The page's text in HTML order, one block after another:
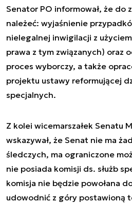
Senator PO informował, że do
należeć: wyjaśnienie
nielegalnej inwigilacji z
prawa z tym związanych) oraz
proces wyborczy, a także
projektu ustawy reformującej
specjalnych.
Z kolei wicemarszałek Senatu
wskazywał, że Senat nie ma
śledczych, ma ograniczone
nie posiada komisji ds. służb
komisja nie będzie powołana
udowodnić z góry postawioną